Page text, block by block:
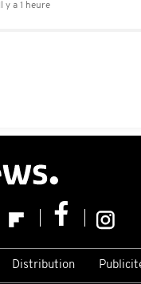
Il y a 1 heure
Distribution